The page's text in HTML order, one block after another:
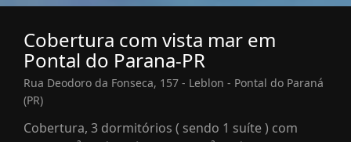
Cobertura com vista mar em
Pontal do Parana-PR
Rua Deodoro da Fonseca, 157 - Leblon - Pontal do Paraná
(PR)
Cobertura, 3 dormitórios ( sendo 1 suíte ) com